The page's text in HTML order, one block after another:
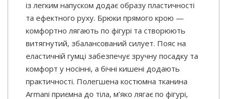
із легким напуском додає образу пластичності
та ефектного руху. Брюки прямого крою —
комфортно лягають по фігурі та створюють
витягнутий, збалансований силует. Пояс на
еластичній гумці забезпечує зручну посадку та
комфорт у носінні, а бічні кишені додають
практичності. Полегшена костюмна тканина
Armani приємна до тіла, м’яко лягає по фігурі,